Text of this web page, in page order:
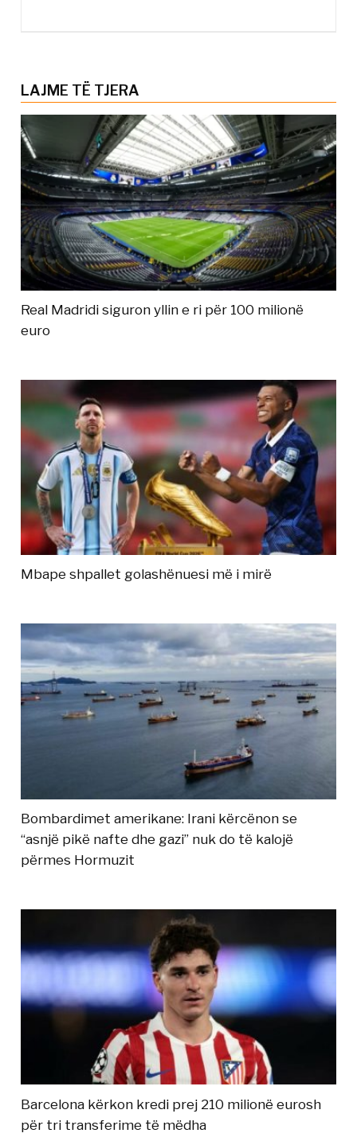
LAJME TË TJERA
Real Madridi siguron yllin e ri për 100 milionë
euro
Mbape shpallet golashënuesi më i mirë
Bombardimet amerikane: Irani kërcënon se
“asnjë pikë nafte dhe gazi” nuk do të kalojë
përmes Hormuzit
Barcelona kërkon kredi prej 210 milionë eurosh
për tri transferime të mëdha